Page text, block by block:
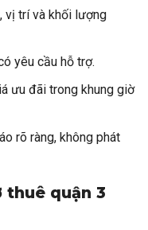
vị trí và khối lượng
yêu cầu hỗ trợ.
ưu đãi trong khung giờ
rõ ràng, không phát
thuê quận 3